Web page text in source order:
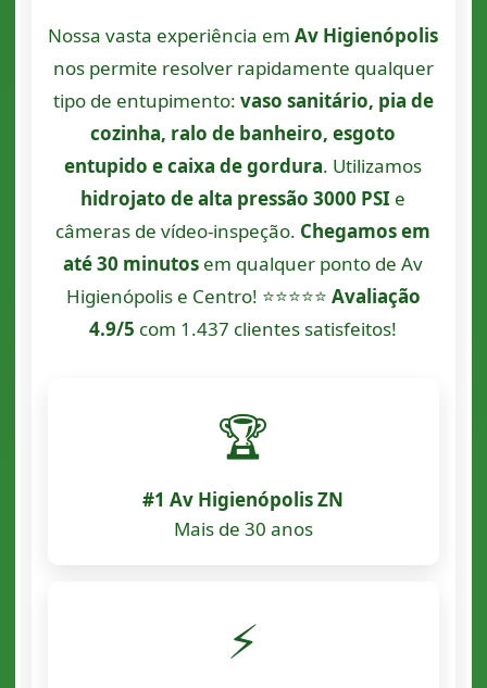
Nossa vasta experiência emAv Higienópolis
nos permite resolver rapidamente qualquer
tipo de entupimento: vaso sanitário, pia de
cozinha, ralo de banheiro, esgoto
entupido e caixa de gordura. Utilizamos
hidrojato de alta pressão 3000 PSI e
câmeras de vídeo-inspeção. Chegamos em
até 30 minutos em qualquer ponto de Av
Higienópolis e Centro! ⭐⭐⭐⭐⭐ Avaliação
4.9/5 com 1.437 clientes satisfeitos!
🏆
#1 Av Higienópolis ZN
Mais de 30 anos
⚡